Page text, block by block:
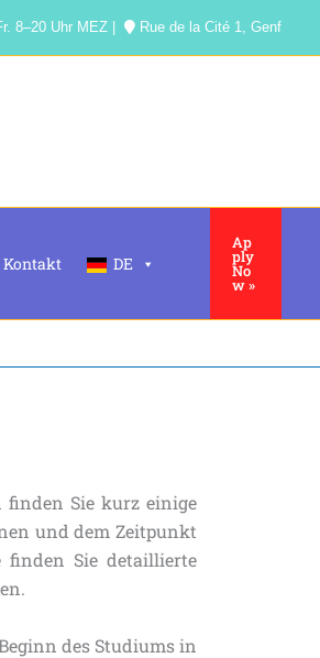
8–20 Uhr MEZ | Rue de la Cité 1, Genf
Kontakt DE
Ap
ply
No
w »
Sie kurz einige
und dem Zeitpunkt
finden Sie detaillierte
des Studiums in